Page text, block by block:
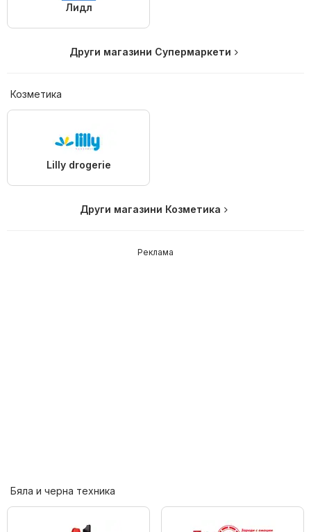
Лидл
Други магазини Супермаркети
Козметика
Lilly drogerie
Други магазини Козметика
Реклама
Бяла и черна техника